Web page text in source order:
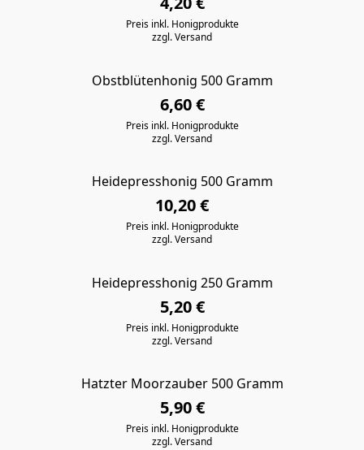
Preis inkl. Honigprodukte
zzgl. Versand
Obstblütenhonig 500 Gramm
6,60 €
Preis inkl. Honigprodukte
zzgl. Versand
Heidepresshonig 500 Gramm
10,20 €
Preis inkl. Honigprodukte
zzgl. Versand
Heidepresshonig 250 Gramm
5,20 €
Preis inkl. Honigprodukte
zzgl. Versand
Hatzter Moorzauber 500 Gramm
5,90 €
Preis inkl. Honigprodukte
zzgl. Versand